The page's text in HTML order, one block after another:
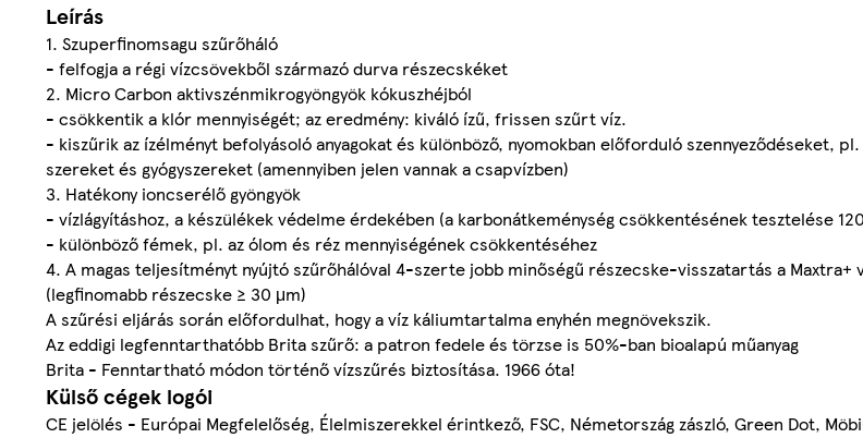
Leírás
1. Szuperfinomsagu szűrőháló
- felfogja a régi vízcsövekből származó durva részecskéket
2. Micro Carbon aktivszénmikrogyöngyök kókuszhéjból
- csökkentik a klór mennyiségét; az eredmény: kiváló ízű, frissen szűrt víz.
- kiszűrik az ízélményt befolyásoló anyagokat és különböző, nyomokban előforduló szennyeződéseket,
szereket és gyógyszereket (amennyiben jelen vannak a csapvízben)
3. Hatékony ioncserélő gyöngyök
- vízlágyításhoz, a készülékek védelme érdekében (a karbonátkeménység csökkentésének tesztelése
- különböző fémek, pl. az ólom és réz mennyiségének csökkentéséhez
4. A magas teljesítményt nyújtó szűrőhálóval 4-szerte jobb minőségű részecske-visszatartás a Maxtra+
(legfinomabb részecske ≥ 30 μm)
A szűrési eljárás során előfordulhat, hogy a víz káliumtartalma enyhén megnövekszik.
Az eddigi legfenntarthatóbb Brita szűrő: a patron fedele és törzse is 50%-ban bioalapú műanyag
Brita - Fenntartható módon történő vízszűrés biztosítása. 1966 óta!
Külső cégek logói
CE jelölés - Európai Megfelelőség, Élelmiszerekkel érintkező, FSC, Németország zászló, Green Dot,